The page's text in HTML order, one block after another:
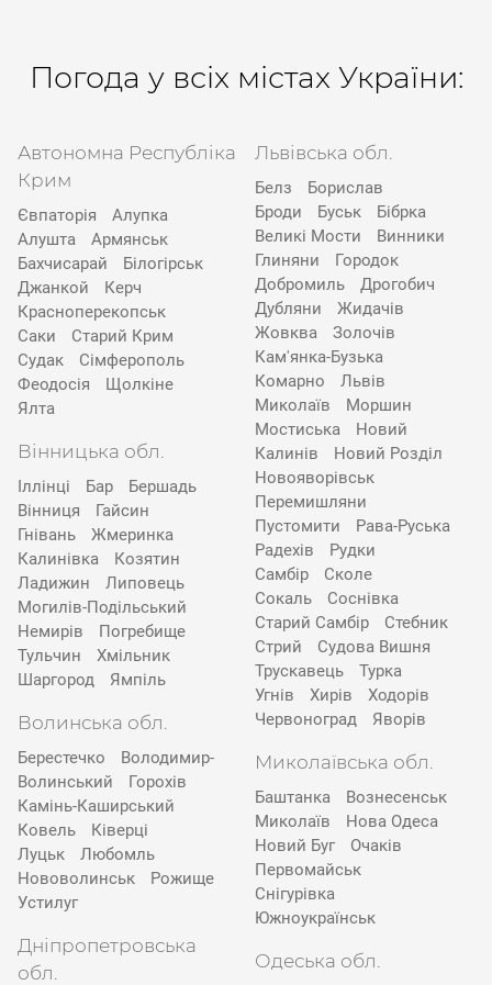
Погода у всіх містах України:
Автономна Республіка
Крим
Євпаторія
Алупка
Алушта
Армянськ
Бахчисарай
Білогірськ
Джанкой
Керч
Красноперекопськ
Саки
Старий Крим
Судак
Сімферополь
Феодосія
Щолкіне
Ялта
Вінницька обл.
Іллінці Бар
Бершадь
Вінниця
Гайсин
Гнівань
Жмеринка
Калинівка
Козятин
Ладижин
Липовець
Могилів-Подільський
Немирів
Погребище
Тульчин
Хмільник
Шаргород
Ямпіль
Волинська обл.
Берестечко
Володимир-
Волинський
Горохів
Камінь-Каширський
Ковель
Ківерці
Луцьк
Любомль
Нововолинськ
Рожище
Устилуг
Дніпропетровська
обл.
Львівська обл.
Белз
Борислав
Броди
Буськ
Бібрка
Великі Мости
Винники
Глиняни
Городок
Добромиль
Дрогобич
Дубляни
Жидачів
Жовква
Золочів
Кам'янка-Бузька
Комарно
Львів
Миколаїв
Моршин
Мостиська
Новий
Калинів
Новий Розділ
Новояворівськ
Перемишляни
Пустомити
Рава-Руська
Радехів
Рудки
Самбір
Сколе
Сокаль
Соснівка
Старий Самбір
Стебник
Стрий
Судова Вишня
Трускавець
Турка
Угнів
Хирів
Ходорів
Червоноград
Яворів
Миколаївська обл.
Баштанка
Вознесенськ
Миколаїв
Нова Одеса
Новий Буг
Очаків
Первомайськ
Снігурівка
Южноукраїнськ
Одеська обл.